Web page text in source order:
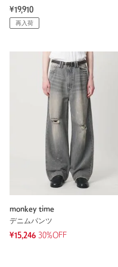
¥19,910
再入荷
monkey time
デニムパンツ
¥15,246 30%OFF